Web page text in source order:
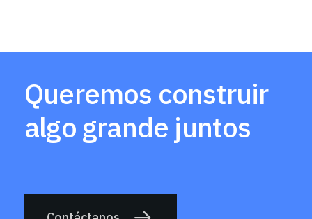
Queremos construir
algo grande juntos